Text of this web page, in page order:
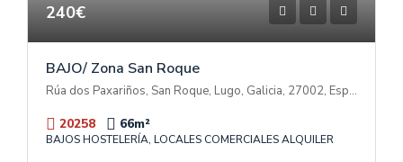
240€
BAJO/ Zona San Roque
Rúa dos Paxariños, San Roque, Lugo, Galicia, 27002, España
20258 66m²
BAJOS HOSTELERÍA, LOCALES COMERCIALES ALQUILER